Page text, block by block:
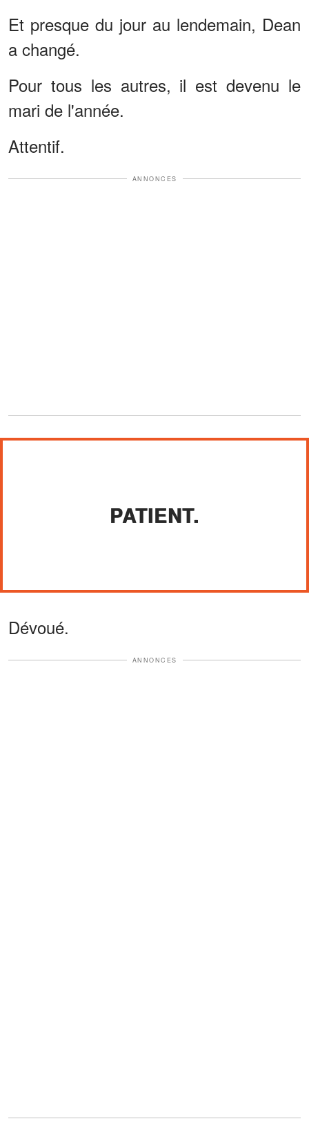
Et presque du jour au lendemain, Dean
a changé.
Pour tous les autres, il est devenu le
mari de l'année.
Attentif.
ANNONCES
PATIENT.
Dévoué.
ANNONCES